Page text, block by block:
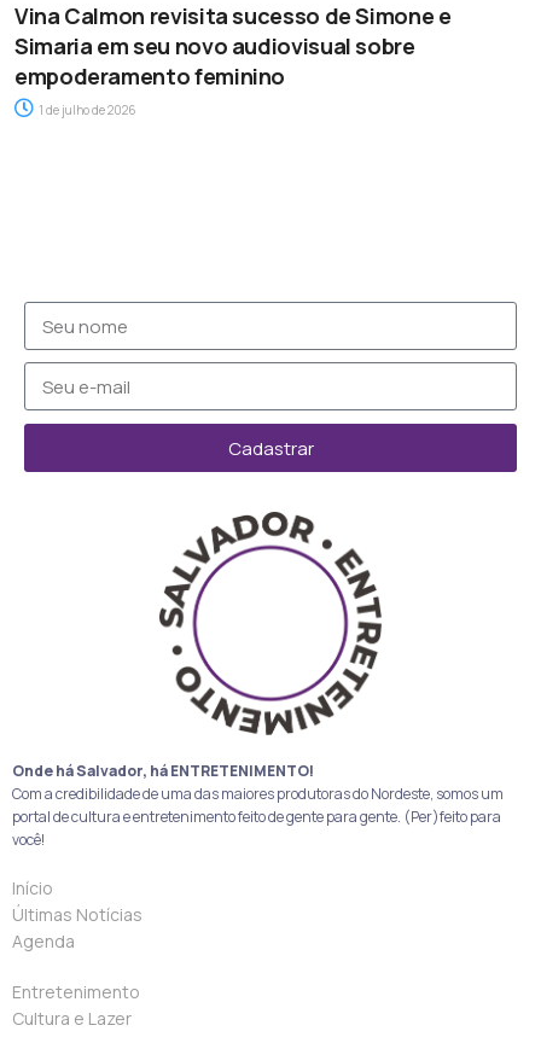
Vina Calmon revisita sucesso de Simone e
Simaria em seu novo audiovisual sobre
empoderamento feminino
1 de julho de 2026
Cadastrar
Onde há Salvador, há ENTRETENIMENTO!
Com a credibilidade de uma das maiores produtoras do Nordeste, somos um
portal de cultura e entretenimento feito de gente para gente. (Per)feito para
você!
Início
Últimas Notícias
Agenda
Entretenimento
Cultura e Lazer